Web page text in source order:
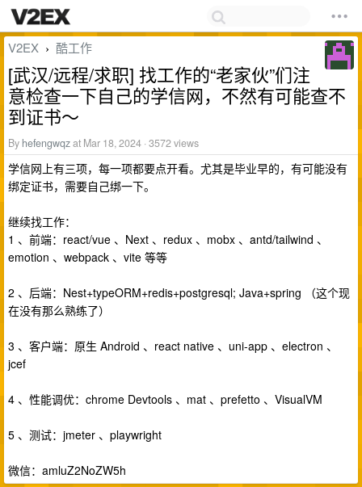
V2EX › 酷工作
[武汉/远程/求职] 找工作的“老家伙”们注
意检查一下自己的学信网，不然有可能查不
到证书～
By hefengwqzat Mar 18, 2024 · 3572 views
学信网上有三项，每一项都要点开看。尤其是毕业早的，有可能没有
绑定证书，需要自己绑一下。
继续找工作：
1 、前端：react/vue 、Next 、redux 、mobx 、antd/tailwind 、
emotion 、webpack 、vite 等等
2 、后端：Nest+typeORM+redis+postgresql; Java+spring （这个现
在没有那么熟练了）
3 、客户端：原生 Android 、react native 、uni-app 、electron 、
jcef
4 、性能调优：chrome Devtools 、mat 、prefetto 、VisualVM
5 、测试：jmeter 、playwright
微信：amluZ2NoZW5h